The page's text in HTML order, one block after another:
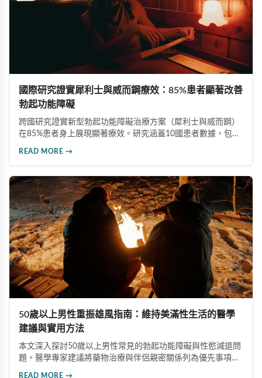
國際研究證實犀利士與威而鋼療效：85%患者顯著改善
勃起功能障礙
跨國研究證實新型勃起功能障礙治療方案（犀利士與威而鋼）
在85%患者身上展現顯著療效。研究涵蓋10國患者數據，包含
READ MORE →
50歲以上男性重振雄風指南：維持美滿性生活的醫學
建議與實用方法
本文深入探討50歲以上男性常見的勃起功能障礙與性慾減退問
題。醫學專家建議將藥物治療與伴侶親密關係列為優先事項，
READ MORE →